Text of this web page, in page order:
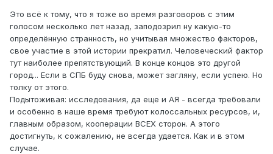
Это всё к тому, что я тоже во время разговоров с этим
голосом несколько лет назад, заподозрил ну какую-то
определённую странность, но учитывая множество факторов,
свое участие в этой истории прекратил. Человеческий фактор
тут наиболее препятствующий. В конце концов это другой
город... Если в СПБ буду снова, может загляну, если успею. Но
толку от этого.
Подытоживая: исследования, да еще и АЯ - всегда требовали
и особенно в наше время требуют колоссальных ресурсов, и,
главным образом, кооперации ВСЕХ сторон. А этого
достигнуть, к сожалению, не всегда удается. Как и в этом
случае.